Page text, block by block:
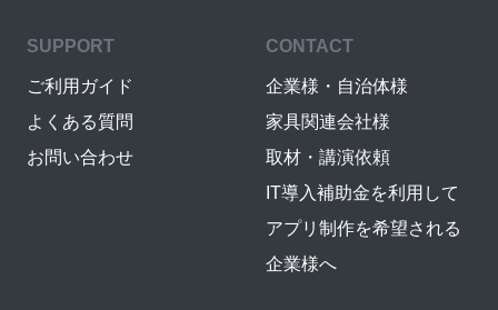
SUPPORT
ご利用ガイド
よくある質問
お問い合わせ
CONTACT
企業様・自治体様
家具関連会社様
取材・講演依頼
IT導入補助金を利用して
アプリ制作を希望される
企業様へ